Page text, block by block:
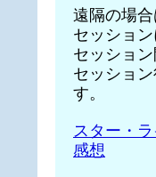
遠隔の場
セッショ
セッショ
セッショ
す。
スター・
感想